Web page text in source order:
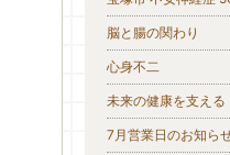
脳と腸の関わり
心身不二
未来の健康を支える
7月営業日のお知ら